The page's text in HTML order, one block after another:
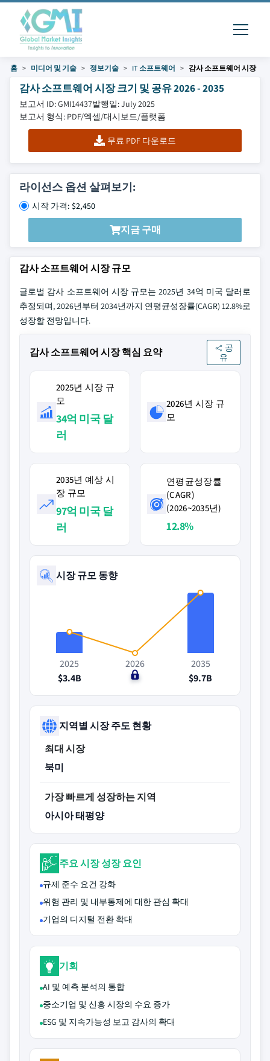
홈 미디어 및 기술 정보기술 IT 소프트웨어 감사 소프트웨어 시장
감사 소프트웨어 시장 크기 및 공유 2026 - 2035
보고서 ID: GMI14437발행일: July 2025
보고서 형식: PDF/엑셀/대시보드/플랫폼
무료 PDF 다운로드
라이선스 옵션 살펴보기:
시작 가격: $2,450
지금 구매
감사 소프트웨어 시장 규모
글로벌 감사 소프트웨어 시장 규모는 2025년 34억 미국 달러로
추정되며, 2026년부터 2034년까지 연평균성장률(CAGR) 12.8%로
성장할 전망입니다.
감사 소프트웨어 시장 핵심 요약
공
유
2025년 시장 규
모
34억 미국 달
러
2026년 시장 규
모
2035년 예상 시
장 규모
97억 미국 달
러
연평균성장률
(CAGR)
(2026~2035년)
12.8%
시장 규모 동향
2025
$3.4B
2026
$0
2035
$9.7B
지역별 시장 주도 현황
최대 시장
북미
가장 빠르게 성장하는 지역
아시아 태평양
주요 시장 성장 요인
규제 준수 요건 강화
위험 관리 및 내부통제에 대한 관심 확대
기업의 디지털 전환 확대
기회
AI 및 예측 분석의 통합
중소기업 및 신흥 시장의 수요 증가
ESG 및 지속가능성 보고 감사의 확대